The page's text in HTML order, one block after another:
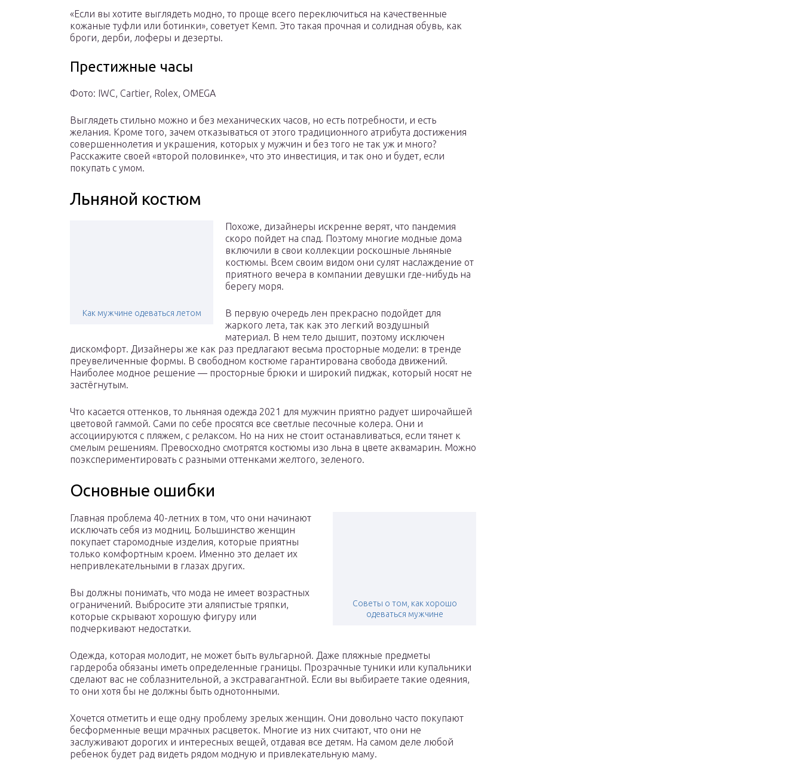
«Если вы хотите выглядеть модно, то проще всего переключиться на качественные
кожаные туфли или ботинки», советует Кемп. Это такая прочная и солидная обувь, как
броги, дерби, лоферы и дезерты.
Престижные часы
Фото: IWC, Cartier, Rolex, OMEGA
Выглядеть стильно можно и без механических часов, но есть потребности, и есть
желания. Кроме того, зачем отказываться от этого традиционного атрибута достижения
совершеннолетия и украшения, которых у мужчин и без того не так уж и много?
Расскажите своей «второй половинке», что это инвестиция, и так оно и будет, если
покупать с умом.
Льняной костюм
Как мужчине одеваться летом
Похоже, дизайнеры искренне верят, что пандемия
скоро пойдет на спад. Поэтому многие модные дома
включили в свои коллекции роскошные льняные
костюмы. Всем своим видом они сулят наслаждение от
приятного вечера в компании девушки где-нибудь на
берегу моря.
В первую очередь лен прекрасно подойдет для
жаркого лета, так как это легкий воздушный
материал. В нем тело дышит, поэтому исключен
дискомфорт. Дизайнеры же как раз предлагают весьма просторные модели: в тренде
преувеличенные формы. В свободном костюме гарантирована свобода движений.
Наиболее модное решение — просторные брюки и широкий пиджак, который носят не
застёгнутым.
Что касается оттенков, то льняная одежда 2021 для мужчин приятно радует широчайшей
цветовой гаммой. Сами по себе просятся все светлые песочные колера. Они и
ассоциируются с пляжем, с релаксом. Но на них не стоит останавливаться, если тянет к
смелым решениям. Превосходно смотрятся костюмы изо льна в цвете аквамарин. Можно
поэкспериментировать с разными оттенками желтого, зеленого.
Основные ошибки
Советы о том, как хорошо
одеваться мужчине
Главная проблема 40-летних в том, что они начинают
исключать себя из модниц. Большинство женщин
покупает старомодные изделия, которые приятны
только комфортным кроем. Именно это делает их
непривлекательными в глазах других.
Вы должны понимать, что мода не имеет возрастных
ограничений. Выбросите эти аляпистые тряпки,
которые скрывают хорошую фигуру или
подчеркивают недостатки.
Одежда, которая молодит, не может быть вульгарной. Даже пляжные предметы
гардероба обязаны иметь определенные границы. Прозрачные туники или купальники
сделают вас не соблазнительной, а экстравагантной. Если вы выбираете такие одеяния,
то они хотя бы не должны быть однотонными.
Хочется отметить и еще одну проблему зрелых женщин. Они довольно часто покупают
бесформенные вещи мрачных расцветок. Многие из них считают, что они не
заслуживают дорогих и интересных вещей, отдавая все детям. На самом деле любой
ребенок будет рад видеть рядом модную и привлекательную маму.